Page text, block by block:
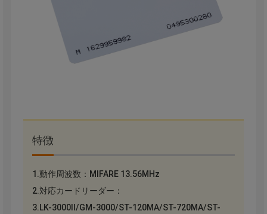
特徴
1.動作周波数：MIFARE 13.56MHz
2.対応カードリーダー：
3.LK-3000Ⅱ/GM-3000/ST-120MA/ST-720MA/ST-